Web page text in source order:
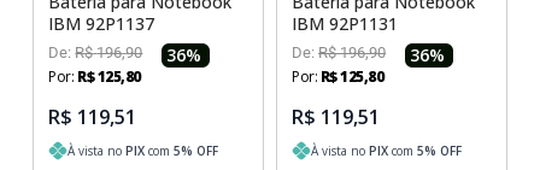
IBM 92P1137
De:R$ 196,90 36%
Por: R$125,80
R$ 119,51
À vista noPIX com5% OFF
IBM 92P1131
De: R$ 196,90 36%
Por: R$125,80
R$ 119,51
À vista no PIX com 5% OFF